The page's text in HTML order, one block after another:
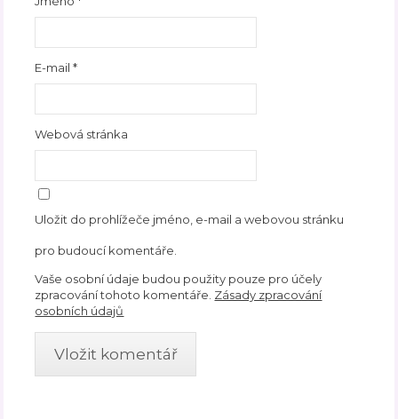
E-mail*
Webová stránka
Uložit do prohlížeče jméno, e-mail a webovou stránku
pro budoucí komentáře.
Vaše osobní údaje budou použity pouze pro účely
zpracování tohoto komentáře. Zásady zpracování
osobních údajů